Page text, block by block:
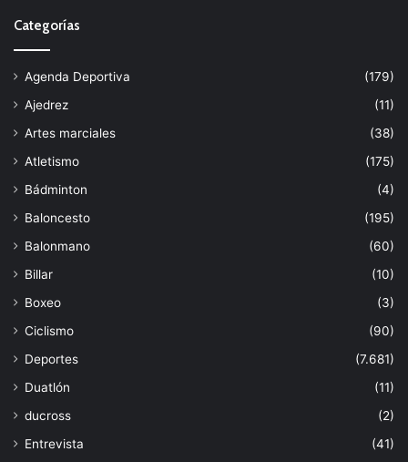
Categorías
Agenda Deportiva
(179)
Ajedrez
(11)
Artes marciales
(38)
Atletismo
(175)
Bádminton
(4)
Baloncesto
(195)
Balonmano
(60)
Billar
(10)
Boxeo
(3)
Ciclismo
(90)
Deportes
(7.681)
Duatlón
(11)
ducross
(2)
Entrevista
(41)